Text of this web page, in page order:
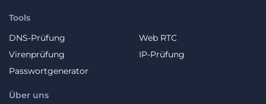
Über uns
Tools
DNS-Prüfung
Web RTC
Virenprüfung
IP-Prüfung
Passwortgenerator